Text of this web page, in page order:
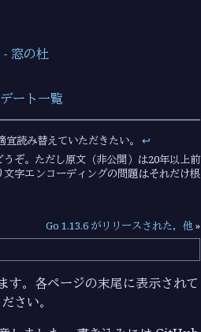
窓の杜
ート一覧
読み替えていただきたい。 ↩︎
うぞ。ただし原文（非公開）は20年以上前
字エンコーディングの問題はそれだけ根
Go 1.13.6 がリリースされた，他»
す。各ページの末尾に表示されて
さい。